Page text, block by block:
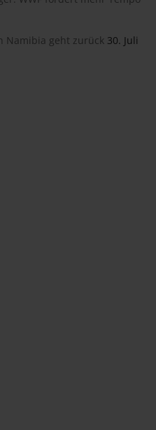
Namibia geht zurück 30. Juli